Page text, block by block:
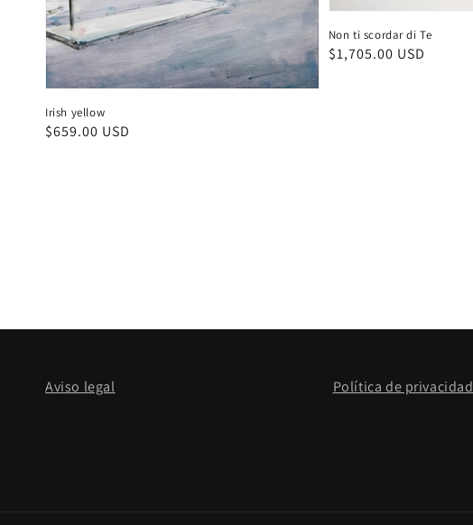
Irish yellow
Precio
$659.00 USD
Non ti scordar di Te
Precio
$1,705.00 USD
Aviso legal Política de privacidad